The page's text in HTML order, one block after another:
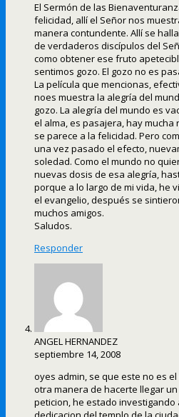
El Sermón de las
felicidad, allí el Señor nos
manera contundente. Allí se
de verdaderos discípulos del
como obtener ese fruto
sentimos gozo. El gozo no es
La película que mencionas,
noes muestra la alegría del
gozo. La alegría del mundo es
el alma, es pasajera, hay
se parece a la felicidad. Pero
una vez pasado el efecto,
soledad. Como el mundo no
nuevas dosis de esa alegría,
porque a lo largo de mi vida, he
el evangelio, después se
muchos amigos.
Saludos.
Responder
ANGEL HERNANDEZ
septiembre 14, 2008
oyes admin, se que este no es
otra manera de hacerte llegar
peticion, he estado investigando